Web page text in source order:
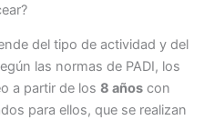
del tipo de actividad y del
las normas de PADI, los
a partir de los 8 años con
para ellos, que se realizan